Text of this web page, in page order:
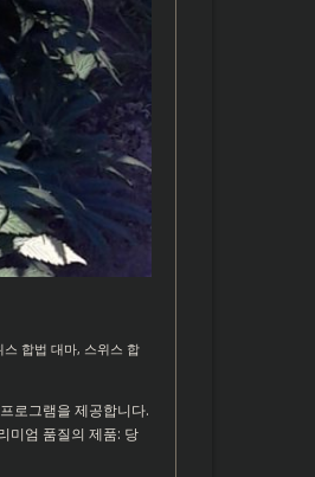
스 합법 대마, 스위스 합
로그램을 제공합니다.
미엄 품질의 제품: 당